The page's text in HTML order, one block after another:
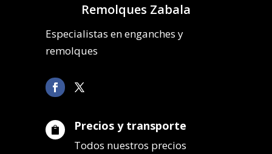
Remolques Zabala
Especialistas en enganches y
remolques
 Precios y transporte
Todos nuestros precios